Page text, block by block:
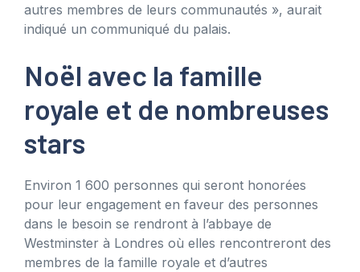
autres membres de leurs communautés », aurait
indiqué un communiqué du palais.
Noël avec la famille
royale et de nombreuses
stars
Environ 1 600 personnes qui seront honorées
pour leur engagement en faveur des personnes
dans le besoin se rendront à l’abbaye de
Westminster à Londres où elles rencontreront des
membres de la famille royale et d’autres